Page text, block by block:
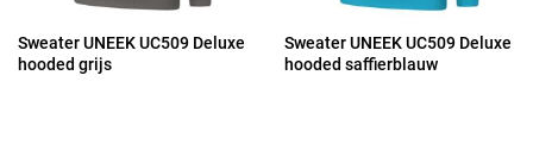
Sweater UNEEK UC509 Deluxe
hooded grijs
Sweater UNEEK UC509 Deluxe
hooded saffierblauw